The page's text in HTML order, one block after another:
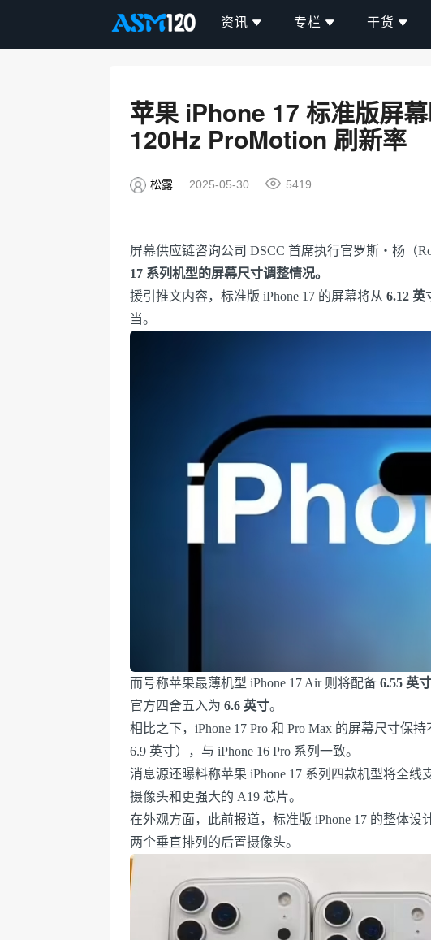
资讯 专栏 干货
苹果 iPhone 17 标准版屏
120Hz ProMotion 刷新率
松露 2025-05-30 5419
屏幕供应链咨询公司 DSCC 首席执行官罗斯・杨（
17 系列机型的屏幕尺寸调整情况。
援引推文内容，标准版 iPhone 17 的屏幕将从 6.12 英
当。
而号称苹果最薄机型 iPhone 17 Air 则将配备 6.55 英
官方四舍五入为 6.6 英寸。
相比之下，iPhone 17 Pro 和 Pro Max 的屏幕尺寸保
6.9 英寸），与 iPhone 16 Pro 系列一致。
消息源还曝料称苹果 iPhone 17 系列四款机型将全线
摄像头和更强大的 A19 芯片。
在外观方面，此前报道，标准版 iPhone 17 的整体
两个垂直排列的后置摄像头。